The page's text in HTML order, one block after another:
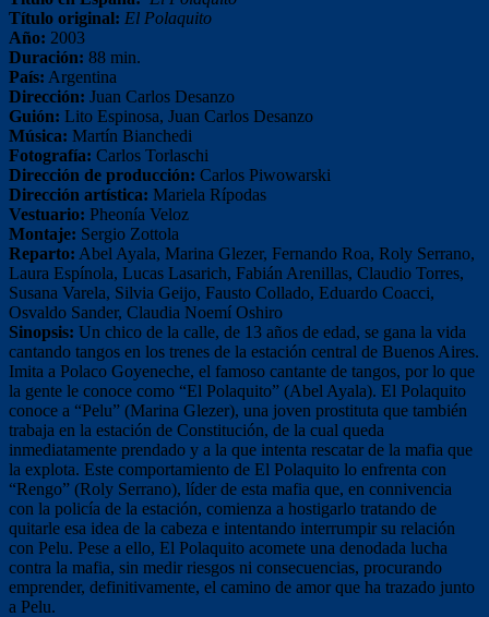
Título original: El Polaquito
Año: 2003
Duración: 88 min.
País: Argentina
Dirección: Juan Carlos Desanzo
Guión: Lito Espinosa, Juan Carlos Desanzo
Música: Martín Bianchedi
Fotografía: Carlos Torlaschi
Dirección de producción: Carlos Piwowarski
Dirección artística: Mariela Rípodas
Vestuario: Pheonía Veloz
Montaje: Sergio Zottola
Reparto: Abel Ayala, Marina Glezer, Fernando Roa, Roly Serrano,
Laura Espínola, Lucas Lasarich, Fabián Arenillas, Claudio Torres,
Susana Varela, Silvia Geijo, Fausto Collado, Eduardo Coacci,
Osvaldo Sander, Claudia Noemí Oshiro
Sinopsis: Un chico de la calle, de 13 años de edad, se gana la vida
cantando tangos en los trenes de la estación central de Buenos Aires.
Imita a Polaco Goyeneche, el famoso cantante de tangos, por lo que
la gente le conoce como “El Polaquito” (Abel Ayala). El Polaquito
conoce a “Pelu” (Marina Glezer), una joven prostituta que también
trabaja en la estación de Constitución, de la cual queda
inmediatamente prendado y a la que intenta rescatar de la mafia que
la explota. Este comportamiento de El Polaquito lo enfrenta con
“Rengo” (Roly Serrano), líder de esta mafia que, en connivencia
con la policía de la estación, comienza a hostigarlo tratando de
quitarle esa idea de la cabeza e intentando interrumpir su relación
con Pelu. Pese a ello, El Polaquito acomete una denodada lucha
contra la mafia, sin medir riesgos ni consecuencias, procurando
emprender, definitivamente, el camino de amor que ha trazado junto
a Pelu.